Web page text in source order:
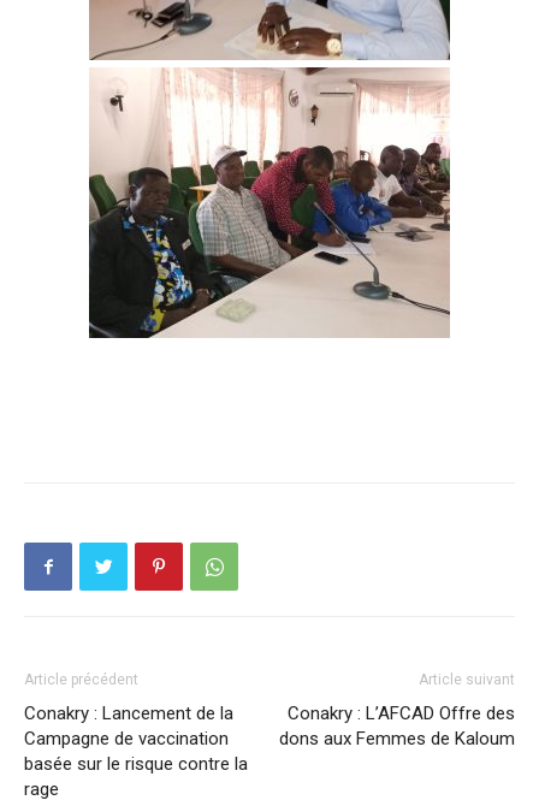
Article précédent
Conakry : Lancement de la
Campagne de vaccination
basée sur le risque contre la
rage
Article suivant
Conakry : L’AFCAD Offre des
dons aux Femmes de Kaloum